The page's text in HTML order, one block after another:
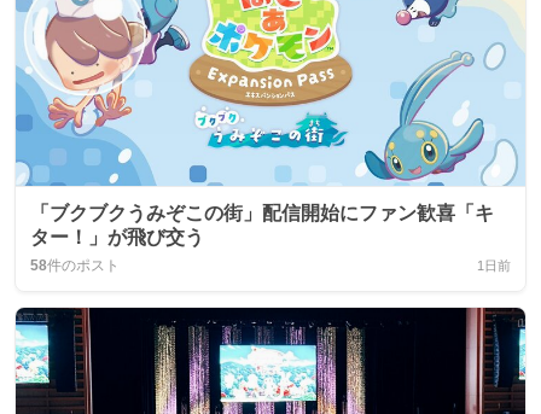
「ブクブクうみぞこの街」配信開始にファン歓喜「キ
ター！」が飛び交う
58件のポスト 1日前